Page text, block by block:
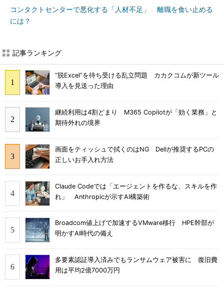
コンタクトセンターで悪化する「人材不足」 離職を食い止める
には？
記事ランキング
“脱Excel”を待ち受ける乱立問題 カカクコムが新ツール
導入を見送った理由
継続利用は4割どまり M365 Copilotが「効く業務」と
期待外れの境界
画面をティッシュで拭くのはNG Dellが推奨するPCの
正しいお手入れ方法
Claude Codeでは「エージェントを作るな、スキルを作
れ」 Anthropicが示すAI構築術
Broadcom値上げで加速するVMware移行 HPE幹部が
明かすAI時代の備え
多要素認証導入済みでもランサムウェア被害に 復旧費
用は平均2億7000万円